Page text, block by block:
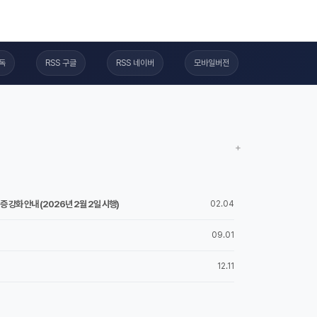
RSS 구글 RSS 네이버 모바일버전
+
02.04
강화 안내 (2026년 2월 2일 시행)
09.01
12.11